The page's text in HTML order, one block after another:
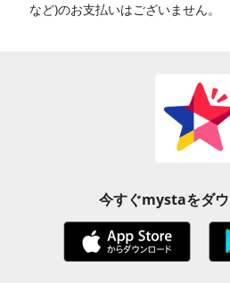
など)のお支払いはございません。
今すぐmystaをダウ